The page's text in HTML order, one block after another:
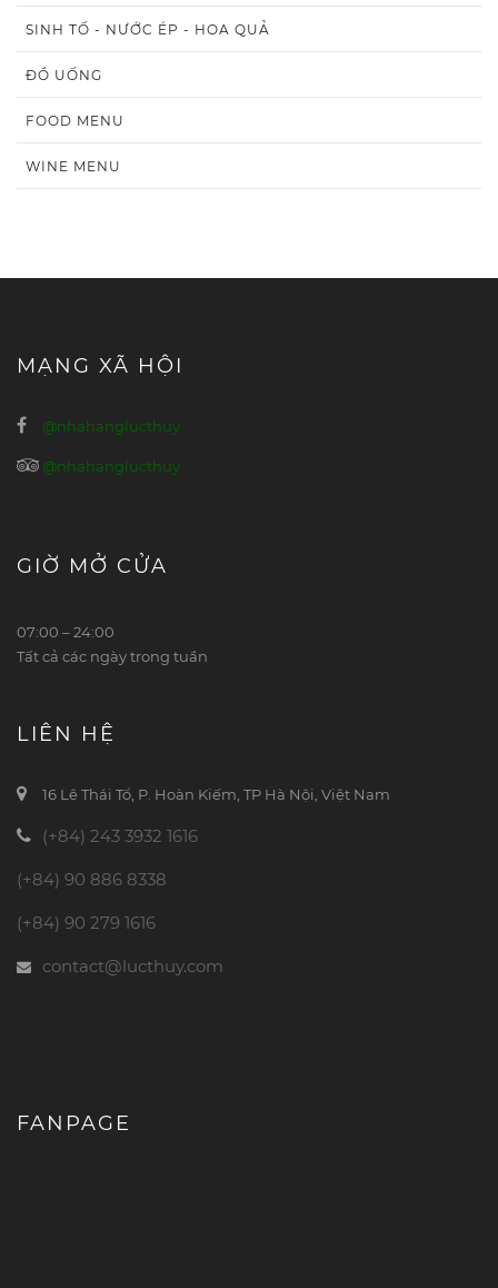
SINH TỐ - NƯỚC ÉP - HOA QUẢ
ĐỒ UỐNG
FOOD MENU
WINE MENU
MẠNG XÃ HỘI
@nhahanglucthuy
@nhahanglucthuy
GIỜ MỞ CỬA
07:00 – 24:00
Tất cả các ngày trong tuần
LIÊN HỆ
16 Lê Thái Tổ, P. Hoàn Kiếm, TP Hà Nội, Việt Nam
(+84) 243 3932 1616
(+84) 90 886 8338
(+84) 90 279 1616
contact@lucthuy.com
FANPAGE